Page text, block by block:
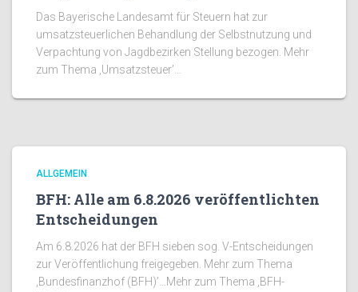
Das Bayerische Landesamt für Steuern hat zur
umsatzsteuerlichen Behandlung der Selbstnutzung und
Verpachtung von Jagdbezirken Stellung bezogen. Mehr
zum Thema ‚Umsatzsteuer’…
ALLGEMEIN
BFH: Alle am 6.8.2026 veröffentlichten
Entscheidungen
Am 6.8.2026 hat der BFH sieben sog. V-Entscheidungen
zur Veröffentlichung freigegeben. Mehr zum Thema
‚Bundesfinanzhof (BFH)’…Mehr zum Thema ‚BFH-